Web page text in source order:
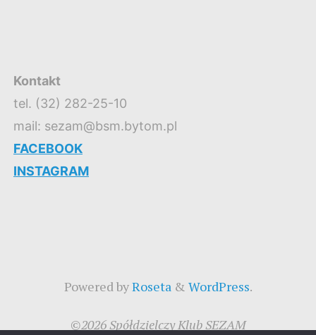
Kontakt
tel. (32) 282-25-10
mail: sezam@bsm.bytom.pl
FACEBOOK
INSTAGRAM
Powered byRoseta& WordPress.
©2026 Spółdzielczy Klub SEZAM